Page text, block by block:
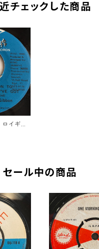
チェックした商品
イギボ
What Yo
セール中の商品